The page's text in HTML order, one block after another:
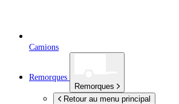
Camions
Remorques
Remorques
Retour au menu principal